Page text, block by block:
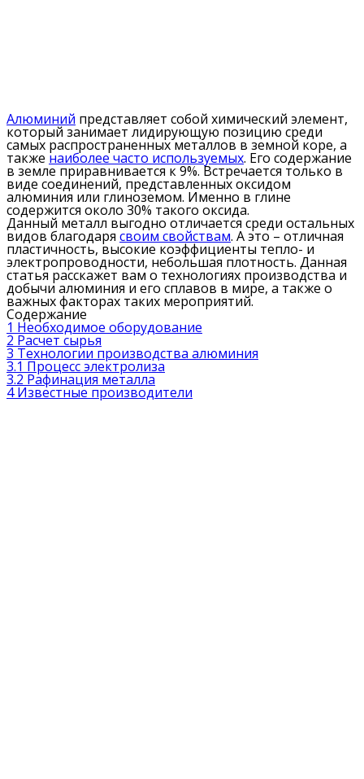
Алюминий представляет собой химический элемент,
который занимает лидирующую позицию среди
самых распространенных металлов в земной коре, а
также наиболее часто используемых. Его содержание
в земле приравнивается к 9%. Встречается только в
виде соединений, представленных оксидом
алюминия или глиноземом. Именно в глине
содержится около 30% такого оксида.
Данный металл выгодно отличается среди остальных
видов благодаря своим свойствам. А это – отличная
пластичность, высокие коэффициенты тепло- и
электропроводности, небольшая плотность. Данная
статья расскажет вам о технологиях производства и
добычи алюминия и его сплавов в мире, а также о
важных факторах таких мероприятий.
Содержание
1 Необходимое оборудование
2 Расчет сырья
3 Технологии производства алюминия
3.1 Процесс электролиза
3.2 Рафинация металла
4Известные производители